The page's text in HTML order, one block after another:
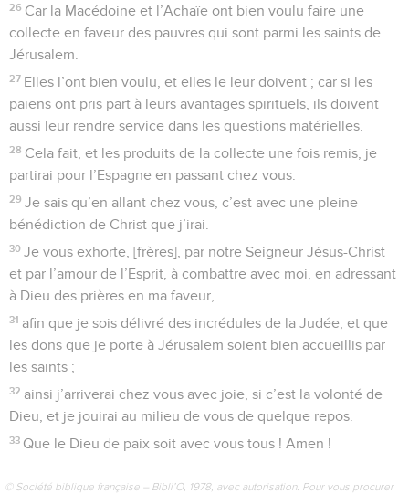
26 Car la Macédoine et l’Achaïe ont bien voulu faire une
collecte en faveur des pauvres qui sont parmi les saints de
Jérusalem.
27 Elles l’ont bien voulu, et elles le leur doivent ; car si les
païens ont pris part à leurs avantages spirituels, ils doivent
aussi leur rendre service dans les questions matérielles.
28 Cela fait, et les produits de la collecte une fois remis, je
partirai pour l’Espagne en passant chez vous.
29 Je sais qu’en allant chez vous, c’est avec une pleine
bénédiction de Christ que j’irai.
30 Je vous exhorte, [frères], par notre Seigneur Jésus-Christ
et par l’amour de l’Esprit, à combattre avec moi, en adressant
à Dieu des prières en ma faveur,
31 afin que je sois délivré des incrédules de la Judée, et que
les dons que je porte à Jérusalem soient bien accueillis par
les saints ;
32 ainsi j’arriverai chez vous avec joie, si c’est la volonté de
Dieu, et je jouirai au milieu de vous de quelque repos.
33 Que le Dieu de paix soit avec vous tous ! Amen !
© Société biblique française – Bibli’O, 1978, avec autorisation. Pour vous procurer